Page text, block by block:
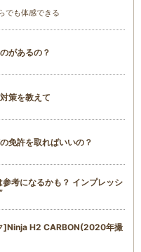
でも体感できる
があるの？
策を教えて
免許を取ればいいの？
考になるかも？ インプレッシ
]Ninja H2 CARBON(2020年撮